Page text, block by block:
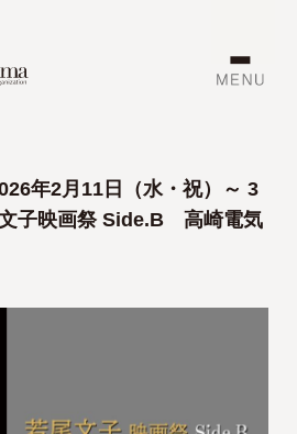
年2月11日（水・祝）～ 3
子映画祭 Side.B 高崎電気